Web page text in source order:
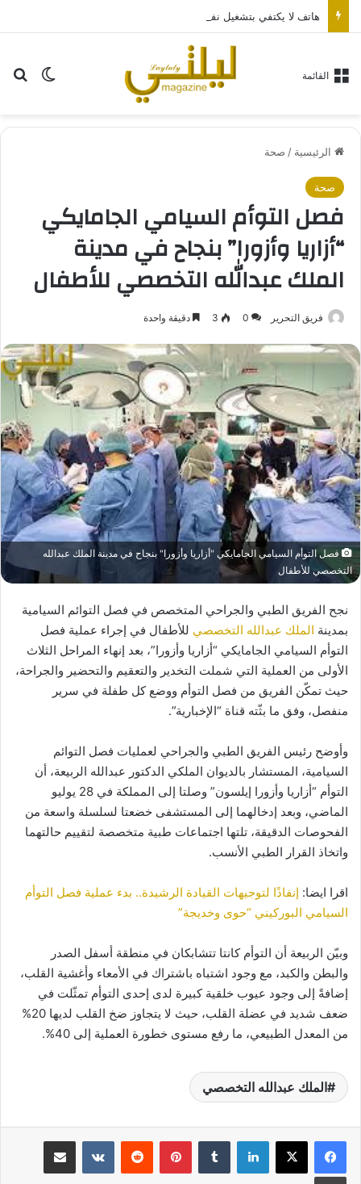
الوضع القائمة
الرئيسية / صحة
صحة
فصل التوأم السيامي الجامايكي
“أزاريا وأزورا” بنجاح في مدينة
الملك عبدالله التخصصي للأطفال
فريق التحرير 0
3 دقيقة واحدة
فصل التوأم السيامي الجامايكي "أزاريا وأزورا" بنجاح في مدينة الملك عبدالله
التخصصي للأطفال
نجح الفريق الطبي والجراحي المتخصص في فصل التوائم السيامية
بمدينة الملك عبدالله التخصصي للأطفال في إجراء عملية فصل
التوأم السيامي الجامايكي “أزاريا وأزورا”، بعد إنهاء المراحل الثلاث
الأولى من العملية التي شملت التخدير والتعقيم والتحضير والجراحة،
حيث تمكّن الفريق من فصل التوأم ووضع كل طفلة في سرير
منفصل، وفق ما بثّته قناة “الإخبارية”.
وأوضح رئيس الفريق الطبي والجراحي لعمليات فصل التوائم
السيامية، المستشار بالديوان الملكي الدكتور عبدالله الربيعة، أن
التوأم “أزاريا وأزورا إيلسون” وصلتا إلى المملكة في 28 يوليو
الماضي، وبعد إدخالهما إلى المستشفى خضعتا لسلسلة واسعة من
الفحوصات الدقيقة، تلتها اجتماعات طبية متخصصة لتقييم حالتهما
واتخاذ القرار الطبي الأنسب.
اقرا ايضا: إنفاذًا لتوجيهات القيادة الرشيدة.. بدء عملية فصل التوأم
السيامي البوركيني “حوى وخديجة”
وبيّن الربيعة أن التوأم كانتا تتشابكان في منطقة أسفل الصدر
والبطن والكبد، مع وجود اشتباه باشتراك في الأمعاء وأغشية القلب،
إضافةً إلى وجود عيوب خلقية كبيرة لدى إحدى التوأم تمثّلت في
ضعف شديد في عضلة القلب، حيث لا يتجاوز ضخ القلب لديها 20%
من المعدل الطبيعي، ما رفع مستوى خطورة العملية إلى 40%.
الملك عبدالله التخصصي
لينكدإن بينتيريست مشاركة عبر البريد
طباعة